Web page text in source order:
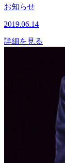
お知らせ
2019.06.14
詳細を見る